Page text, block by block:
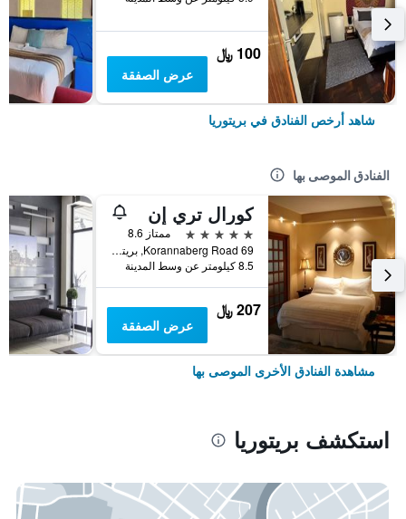
100 ﷼
عرض الصفقة
شاهد أرخص الفنادق في بريتوريا
الفنادق الموصى بها
كورال تري إن
5 نجوم
ممتاز 8.6
69 Korannaberg Road, بريتوريا, محافظة غاوتينج, جنوب أفريقيا
8.5 كيلومتر عن وسط المدينة
207 ﷼
عرض الصفقة
مشاهدة الفنادق الأخرى الموصى بها
استكشف بريتوريا